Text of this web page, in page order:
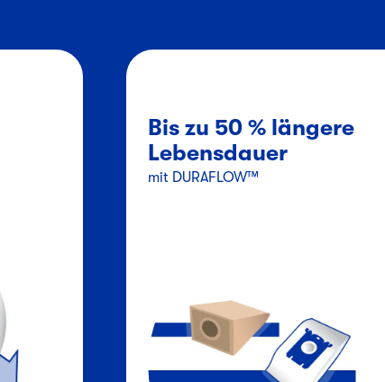
Bis zu 50 % längere
Lebensdauer
mit DURAFLOW™